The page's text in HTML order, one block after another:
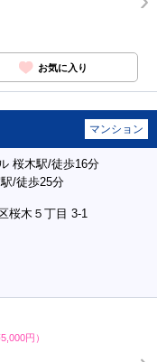
お気に入り
マンション
桜木駅/徒歩16分
/徒歩25分
桜木５丁目 3-1
円）